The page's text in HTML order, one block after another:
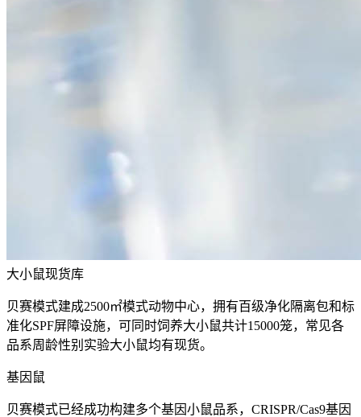
大小鼠现货库
贝赛模式建成2500㎡模式动物中心，拥有百级净化隔离包和标
准化SPF屏障设施，可同时饲养大小鼠共计15000笼，常见各
品系周龄性别实验大小鼠均有现货。
基因鼠
贝赛模式已经成功构建多个基因小鼠品系，CRISPR/Cas9基因